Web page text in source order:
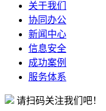
关于我们
协同办公
新闻中心
信息安全
成功案例
服务体系
请扫码关注我们吧！